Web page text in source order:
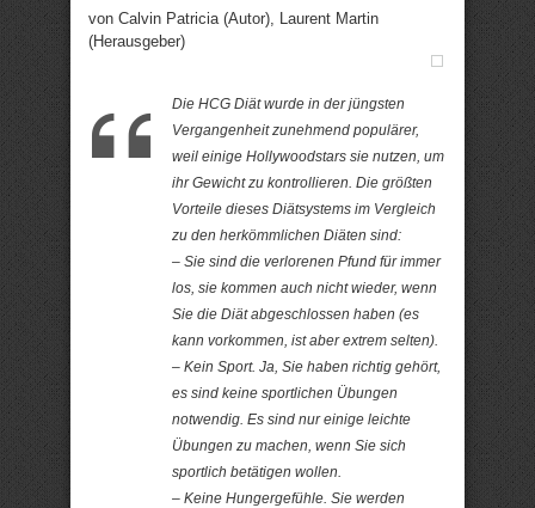
von Calvin Patricia (Autor), Laurent Martin
(Herausgeber)
Die HCG Diät wurde in der jüngsten
Vergangenheit zunehmend populärer,
weil einige Hollywoodstars sie nutzen, um
ihr Gewicht zu kontrollieren. Die größten
Vorteile dieses Diätsystems im Vergleich
zu den herkömmlichen Diäten sind:
– Sie sind die verlorenen Pfund für immer
los, sie kommen auch nicht wieder, wenn
Sie die Diät abgeschlossen haben (es
kann vorkommen, ist aber extrem selten).
– Kein Sport. Ja, Sie haben richtig gehört,
es sind keine sportlichen Übungen
notwendig. Es sind nur einige leichte
Übungen zu machen, wenn Sie sich
sportlich betätigen wollen.
– Keine Hungergefühle. Sie werden